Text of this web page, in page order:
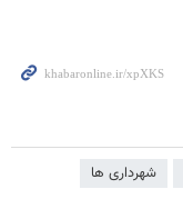
شهرداری ها